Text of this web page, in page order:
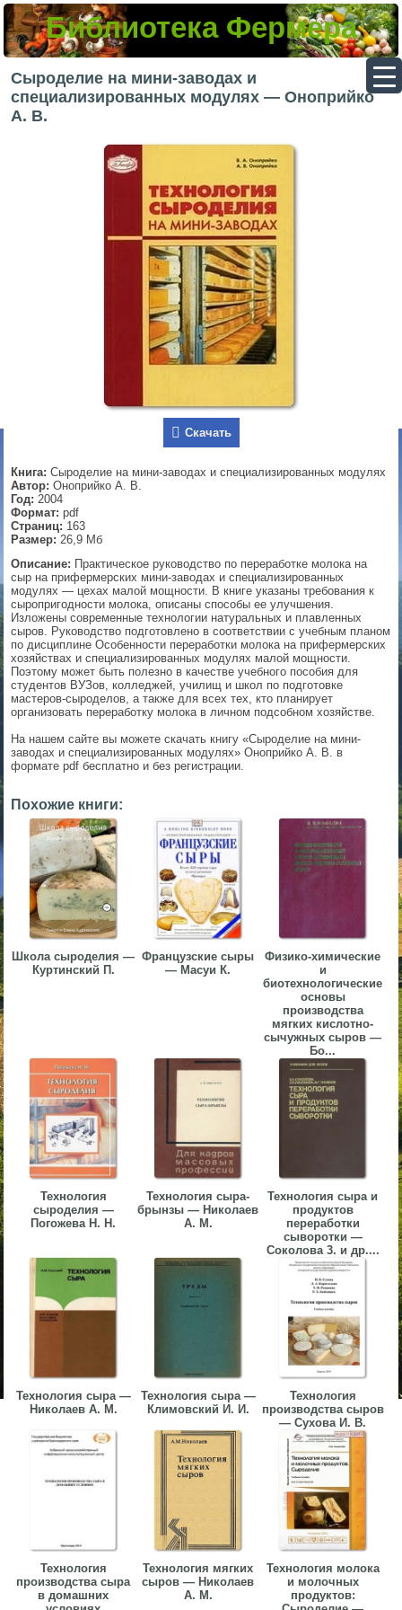
Библиотека Фермера
Сыроделие на мини-заводах и
специализированных модулях — Оноприйко
А. В.
Скачать
Книга: Сыроделие на мини-заводах и специализированных модулях
Автор: Оноприйко А. В.
Год: 2004
Формат: pdf
Страниц: 163
Размер: 26,9 Мб
Описание: Практическое руководство по переработке молока на
сыр на прифермерских мини-заводах и специализированных
модулях — цехах малой мощности. В книге указаны требования к
сыропригодности молока, описаны способы ее улучшения.
Изложены современные технологии натуральных и плавленных
сыров. Руководство подготовлено в соответствии с учебным планом
по дисциплине Особенности переработки молока на прифермерских
хозяйствах и специализированных модулях малой мощности.
Поэтому может быть полезно в качестве учебного пособия для
студентов ВУЗов, колледжей, училищ и школ по подготовке
мастеров-сыроделов, а также для всех тех, кто планирует
организовать переработку молока в личном подсобном хозяйстве.
На нашем сайте вы можете скачать книгу «Сыроделие на мини-
заводах и специализированных модулях» Оноприйко А. В. в
формате pdf бесплатно и без регистрации.
Похожие книги:
Школа сыроделия —
Куртинский П.
Французские сыры
— Масуи К.
Физико-химические
и
биотехнологические
основы
производства
мягких кислотно-
сычужных сыров —
Бо...
Технология
сыроделия —
Погожева Н. Н.
Технология сыра-
брынзы — Николаев
А. М.
Технология сыра и
продуктов
переработки
сыворотки —
Соколова 3. и др....
Технология сыра —
Николаев А. М.
Технология сыра —
Климовский И. И.
Технология
производства сыров
— Сухова И. В.
Технология
производства сыра
в домашних
Технология мягких
сыров — Николаев
А. М.
Технология молока
и молочных
продуктов:
▼
▼
▼
▼
▼
▼
▼